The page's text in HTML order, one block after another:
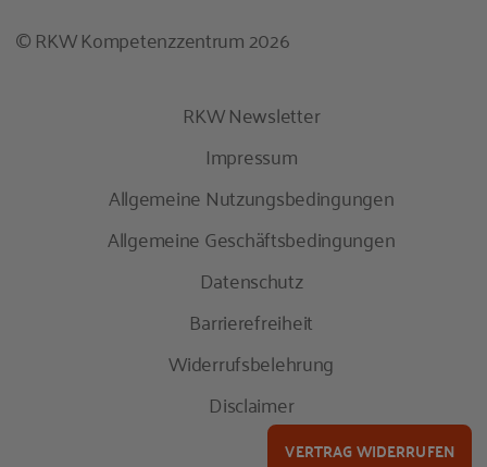
© RKW Kompetenzzentrum 2026
RKW Newsletter
Impressum
Allgemeine Nutzungsbedingungen
Allgemeine Geschäftsbedingungen
Datenschutz
Barrierefreiheit
Widerrufsbelehrung
Disclaimer
VERTRAG WIDERRUFEN